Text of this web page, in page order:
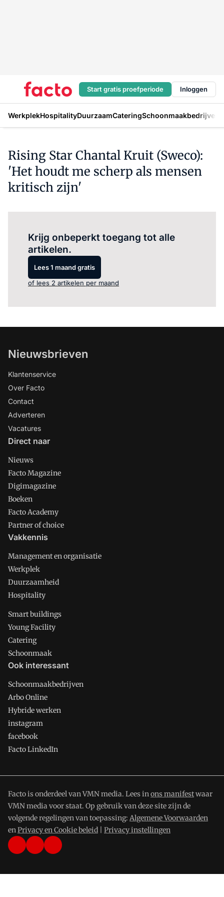
Start gratis proefperiode Inloggen
WerkplekHospitalityDuurzaamCateringSchoonmaakbedrijven
Rising Star Chantal Kruit (Sweco):
'Het houdt me scherp als mensen
kritisch zijn'
Krijg onbeperkt toegang tot alle
artikelen.
Lees 1 maand gratis
of lees 2 artikelen per maand
Nieuwsbrieven
Klantenservice
Over Facto
Contact
Adverteren
Vacatures
Direct naar
Nieuws
Facto Magazine
Digimagazine
Boeken
Facto Academy
Partner of choice
Vakkennis
Management en organisatie
Werkplek
Duurzaamheid
Hospitality
Smart buildings
Young Facility
Catering
Schoonmaak
Ook interessant
Schoonmaakbedrijven
Arbo Online
Hybride werken
instagram
facebook
Facto LinkedIn
Facto is onderdeel van VMN media. Lees inons manifestwaar
VMN media voor staat. Op gebruik van deze site zijn de
volgende regelingen van toepassing: Algemene Voorwaarden
enPrivacy en Cookie beleid Privacy instellingen